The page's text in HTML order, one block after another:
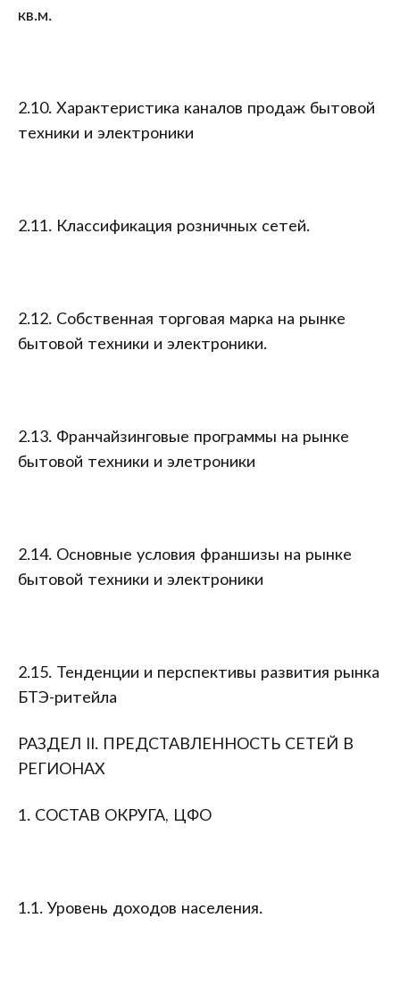
кв.м.
2.10. Характеристика каналов продаж бытовой
техники и электроники
2.11. Классификация розничных сетей.
2.12. Собственная торговая марка на рынке
бытовой техники и электроники.
2.13. Франчайзинговые программы на рынке
бытовой техники и элетроники
2.14. Основные условия франшизы на рынке
бытовой техники и электроники
2.15. Тенденции и перспективы развития рынка
БТЭ-ритейла
РАЗДЕЛ II. ПРЕДСТАВЛЕННОСТЬ СЕТЕЙ В
РЕГИОНАХ
1. СОСТАВ ОКРУГА, ЦФО
1.1. Уровень доходов населения.